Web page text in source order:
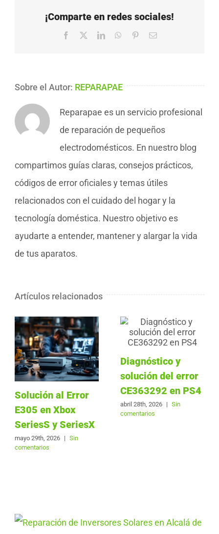
¡Comparte en redes sociales!
Facebook LinkedInWhatsApp
PinterestCorreo
Sobre el Autor: REPARAPAE
Reparapae es un servicio profesional
de reparación de pequeños
electrodomésticos. En nuestro blog
compartimos guías claras, consejos prácticos,
códigos de error oficiales y temas útiles
relacionados con el cuidado del hogar y la
tecnología doméstica. Nuestro objetivo es
ayudarte a entender, mantener y alargar la vida
de tus aparatos.
Artículos relacionados
Solución al Error
E305 en Xbox
SeriesS y SeriesX
mayo 29th, 2026 | Sin
comentarios
Diagnóstico y
solución del error
CE363292 en PS4
abril 28th, 2026 | Sin
comentarios